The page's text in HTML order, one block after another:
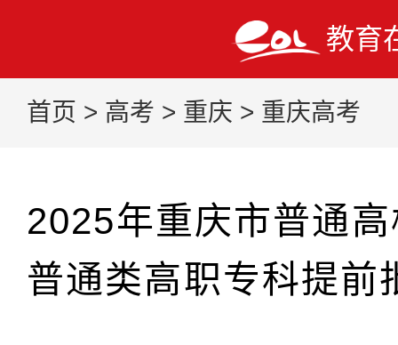
教育
首页 > 高考 > 重庆 > 重庆高考
2025年重庆市普通
普通类高职专科提前